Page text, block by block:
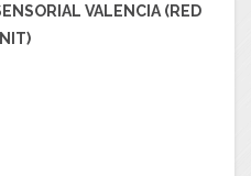
VALENCIA (RED